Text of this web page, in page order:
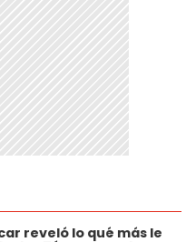
reveló lo qué más le